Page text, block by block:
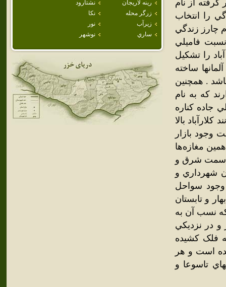
رينه لاريجان
نشتارود
زرگر محله
نكا
زيرآب
نور
ساري
نوشهر
گرفته از نام
را انتخاب
چارز زندگي
فاميلي
را تشکيل
ساخته
. همچنين
از هم قرار دارند که به نام
جاده کناره
بالا
وجود بازار
مغازه‌ها
سمت شرق و
شهرداري و
وجود سواحل
و تابستان
نسب آن به
و در نزديکي
فلک کشيده
است و هر
تاسوعا و